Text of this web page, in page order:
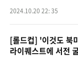
리가 7라운드’
2024.10.20 22: 35
[롤드컵] '이것도 북
라이퀘스트에 서전